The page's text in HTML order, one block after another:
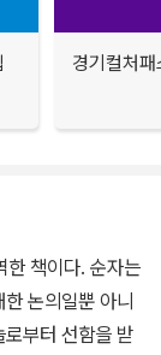
경기컬처
한 책이다. 순자는
논의일뿐 아니
부터 선함을 받